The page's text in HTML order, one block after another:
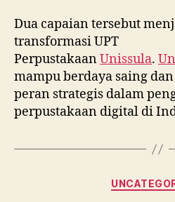
Dua capaian tersebut
transformasi UPT
PerpustakaanUnissula.
mampu berdaya saing
peran strategis dalam
perpustakaan digital di